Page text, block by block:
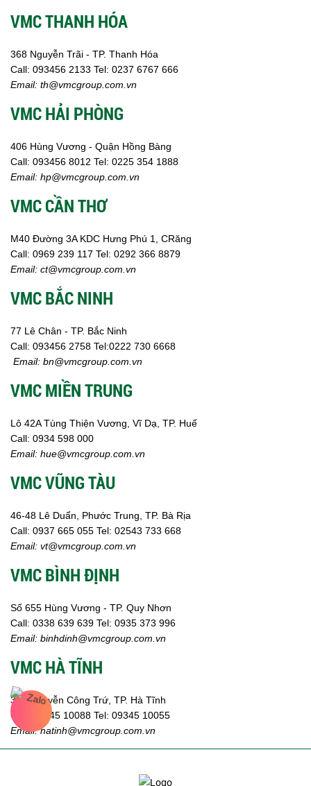
Chế phẩm sinh học
HÓA CHẤT XÂY DỰNG
Chống thấm sika
Silicone Dow Corning
Silicone Apollo
Silicone Shinetsu
Keo Silicone
Hóa chất khác
Đối tác
Tin tức
VMC GROUP
Ngành Hóa Chất
Ngành Thực Phẩm
Ngành Thủy Sản
Ngành Môi Trường
Ngành Nhựa
Ngành Cao Su
Ngành Thủy Tinh
Ngành Dệt Nhuộm
Ngành Sơn
Ngành Gốm Sứ
Ngành Mỹ Phẩm
Ngành Hóa Dầu
Ngành Giấy
Tuyển dụng
VMC THANH HÓA
368 Nguyễn Trãi - TP. Thanh Hóa
Call: 093456 2133 Tel: 0237 6767 666
Email: th@vmcgroup.com.vn
VMC HẢI PHÒNG
406 Hùng Vương - Quận Hồng Bàng
Call: 093456 8012 Tel: 0225 354 1888
Email: hp@vmcgroup.com.vn
VMC CẦN THƠ
M40 Đường 3A KDC Hưng Phú 1, CRăng
Call: 0969 239 117 Tel: 0292 366 8879
Email: ct@vmcgroup.com.vn
VMC BẮC NINH
77 Lê Chân - TP. Bắc Ninh
Call: 093456 2758 Tel:0222 730 6668
Email: bn@vmcgroup.com.vn
VMC MIỀN TRUNG
Lô 42A Tùng Thiện Vương, Vĩ Dạ, TP. Huế
Call: 0934 598 000
Email: hue@vmcgroup.com.vn
VMC VŨNG TÀU
46-48 Lê Duẩn, Phước Trung, TP. Bà Rịa
Call: 0937 665 055 Tel: 02543 733 668
Email: vt@vmcgroup.com.vn
VMC BÌNH ĐỊNH
Số 655 Hùng Vương - TP. Quy Nhơn
Call: 0338 639 639 Tel: 0935 373 996
Email: binhdinh@vmcgroup.com.vn
VMC HÀ TĨNH
359 Nguyễn Công Trứ, TP. Hà Tĩnh
Call:
09345 10088 Tel: 09345 10055
Email: hatinh@vmcgroup.com.vn